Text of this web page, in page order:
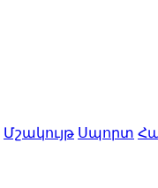
Մշակույթ Սպորտ